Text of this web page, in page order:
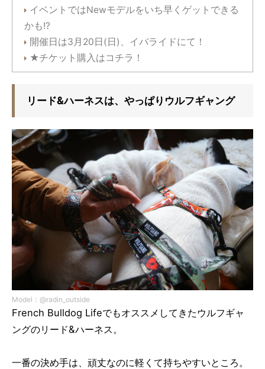
イベントではNewモデルをいち早くゲットできる
かも!?
開催日は3月20日(日)、イバライドにて！
★チケット購入はコチラ！
リード&ハーネスは、やっぱりウルフギャング
Model：@radin_outside
French Bulldog Lifeでもオススメしてきたウルフギャ
ングのリード&ハーネス。
一番の決め手は、頑丈なのに軽くて持ちやすいところ。